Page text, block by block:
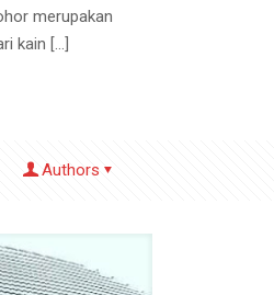
merupakan
kain […]
Authors